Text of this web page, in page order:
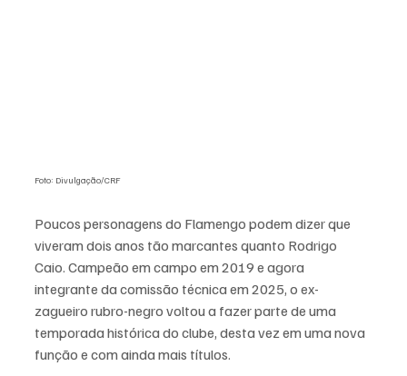
Foto: Divulgação/CRF
Poucos personagens do Flamengo podem dizer que
viveram dois anos tão marcantes quanto Rodrigo
Caio. Campeão em campo em 2019 e agora
integrante da comissão técnica em 2025, o ex-
zagueiro rubro-negro voltou a fazer parte de uma
temporada histórica do clube, desta vez em uma nova
função e com ainda mais títulos.